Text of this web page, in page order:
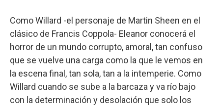
Como Willard -el personaje de Martin Sheen en el
clásico de Francis Coppola- Eleanor conocerá el
horror de un mundo corrupto, amoral, tan confuso
que se vuelve una carga como la que le vemos en
la escena final, tan sola, tan a la intemperie. Como
Willard cuando se sube a la barcaza y va río bajo
con la determinación y desolación que solo los